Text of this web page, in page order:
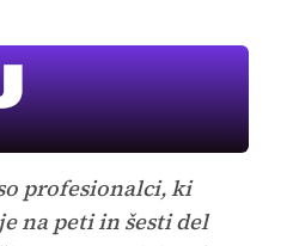
profesionalci, ki
na peti in šesti del